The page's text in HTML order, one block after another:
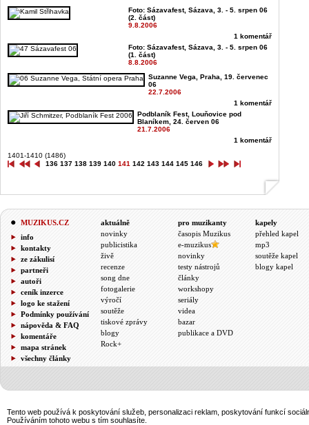
Foto: Sázavafest, Sázava, 3. - 5. srpen 06
(2. část)
9.8.2006
1 komentář
Foto: Sázavafest, Sázava, 3. - 5. srpen 06
(1. část)
8.8.2006
Suzanne Vega, Praha, 19. červenec
06
22.7.2006
1 komentář
Podblaník Fest, Louňovice pod
Blaníkem, 24. červen 06
21.7.2006
1 komentář
1401-1410 (1486)
136 137 138 139 140 141 142 143 144 145 146
MUZIKUS.CZ
info
kontakty
ze zákulisí
partneři
autoři
ceník inzerce
logo ke stažení
Podmínky používání
nápověda & FAQ
komentáře
mapa stránek
všechny články
aktuálně
novinky
publicistika
živě
recenze
song dne
fotogalerie
výročí
soutěže
tiskové zprávy
blogy
Rock+
pro muzikanty
časopis Muzikus
e-muzikus
novinky
testy nástrojů
články
workshopy
seriály
videa
bazar
publikace a DVD
kapely
přehled kapel
mp3
soutěže kapel
blogy kapel
Tento web používá k poskytování služeb, personalizaci reklam, poskytování funkcí
Používáním tohoto webu s tím souhlasíte.